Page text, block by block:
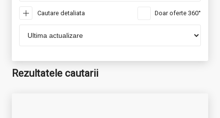
Doar oferte 360°
Cautare detaliata
Rezultatele cautarii